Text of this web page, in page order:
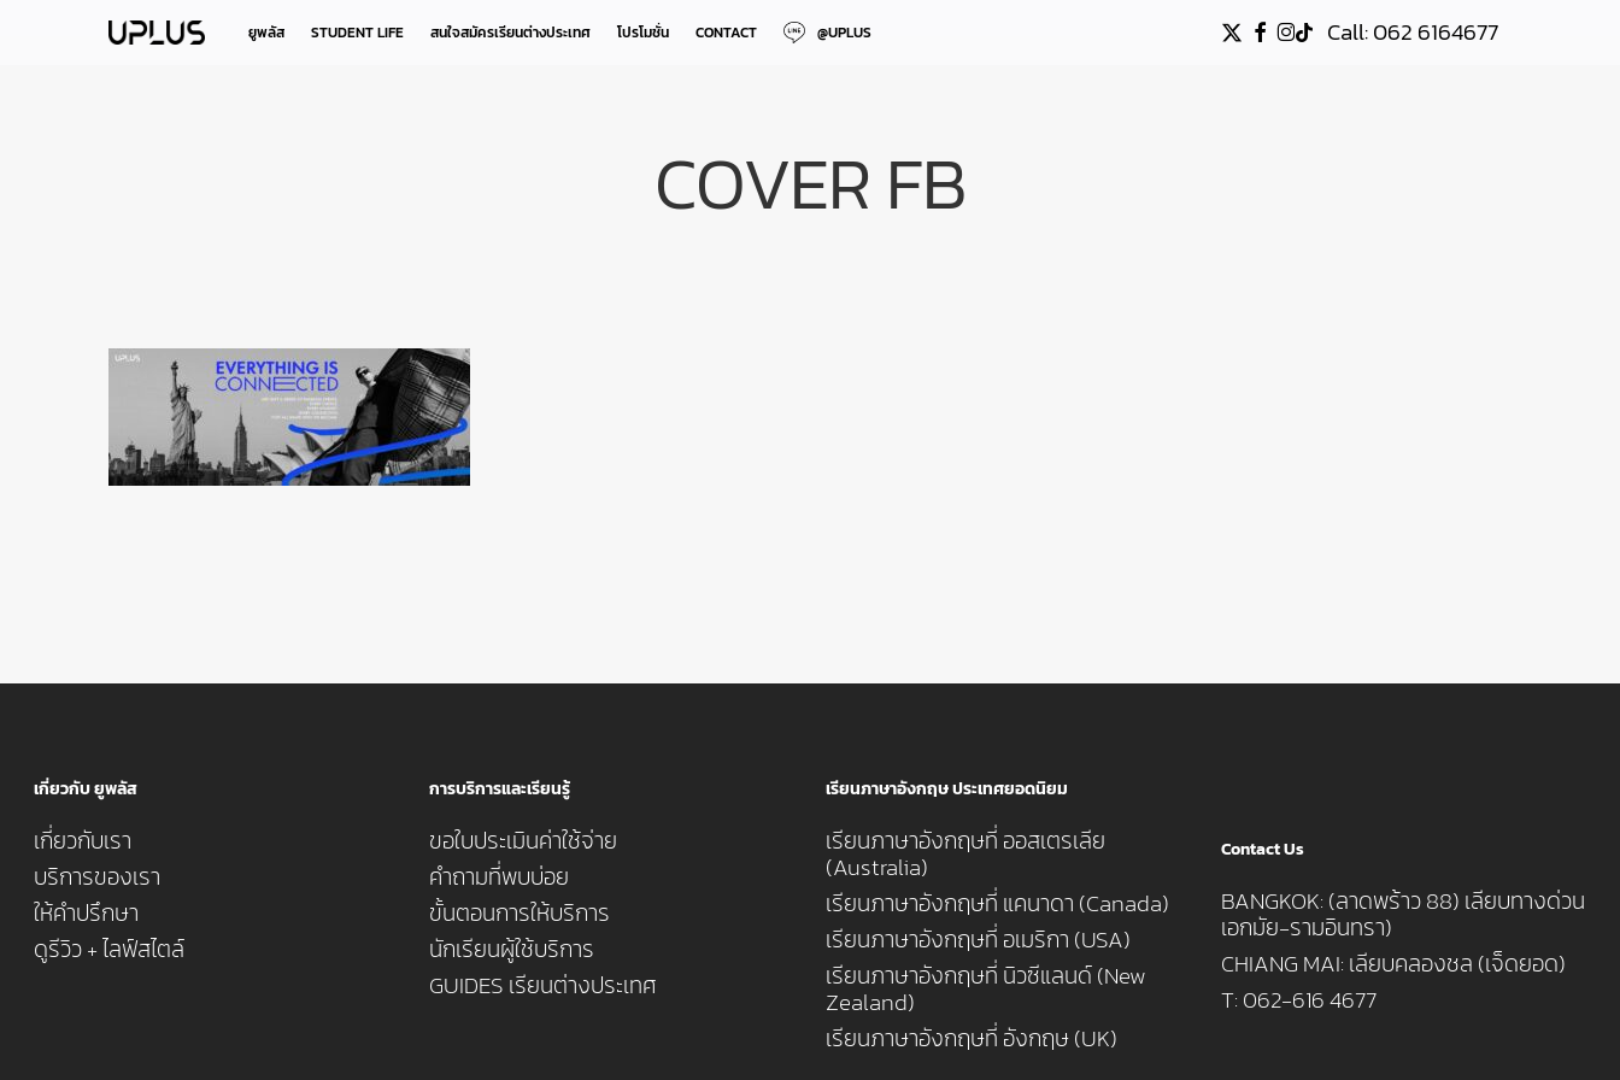
ยูพลัส STUDENT LIFE สนใจสมัครเรียนต่างประเทศ โปรโมชั่น CONTACT @UPLUS Call: 062 6164677
X-
TWITTER
FACEBOOK
INSTAGRAM
TIKTOK
COVER FB
เกี่ยวกับ ยูพลัส
เกี่ยวกับเรา
บริการของเรา
ให้คำปรึกษา
ดูรีวิว + ไลฟ์สไตล์
การบริการและเรียนรู้
ขอใบประเมินค่าใช้จ่าย
คำถามที่พบบ่อย
ขั้นตอนการให้บริการ
นักเรียนผู้ใช้บริการ
GUIDES เรียนต่างประเทศ
เรียนภาษาอังกฤษ ประเทศยอดนิยม
เรียนภาษาอังกฤษที่ ออสเตรเลีย
(Australia)
เรียนภาษาอังกฤษที่ แคนาดา (Canada)
เรียนภาษาอังกฤษที่ อเมริกา (USA)
เรียนภาษาอังกฤษที่ นิวซีแลนด์ (New
Zealand)
เรียนภาษาอังกฤษที่ อังกฤษ (UK)
Contact Us
BANGKOK: (ลาดพร้าว 88) เลียบทางด่วน
เอกมัย-รามอินทรา)
CHIANG MAI: เลียบคลองชล (เจ็ดยอด)
T: 062-616 4677